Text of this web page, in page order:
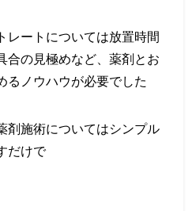
レートについては放置時間
合の見極めなど、薬剤とお
るノウハウが必要でした
剤施術についてはシンプル
だけで